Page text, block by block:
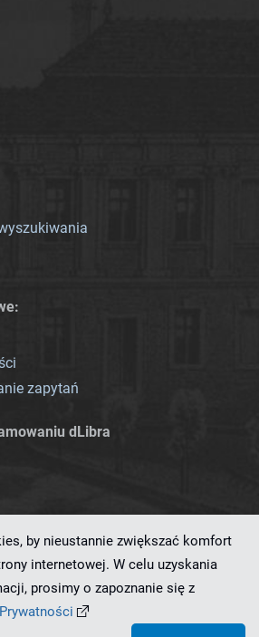
zapytań
dLibra
oprogramowaniu
by nieustannie zwiększać komfort
internetowej. W celu uzyskania
prosimy o zapoznanie się z